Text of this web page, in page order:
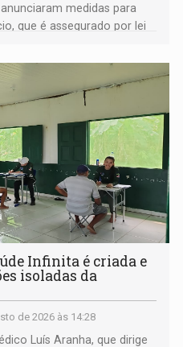
medidas para
que é assegurado por lei
Infinita é criada e
isoladas da
de 2026 às 14:28
Luís Aranha, que dirige